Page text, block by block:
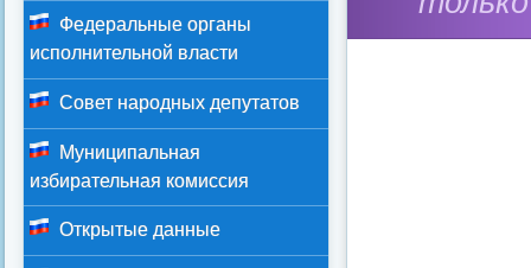
Федеральные органы
исполнительной власти
Совет народных депутатов
Муниципальная
избирательная комиссия
Открытые данные